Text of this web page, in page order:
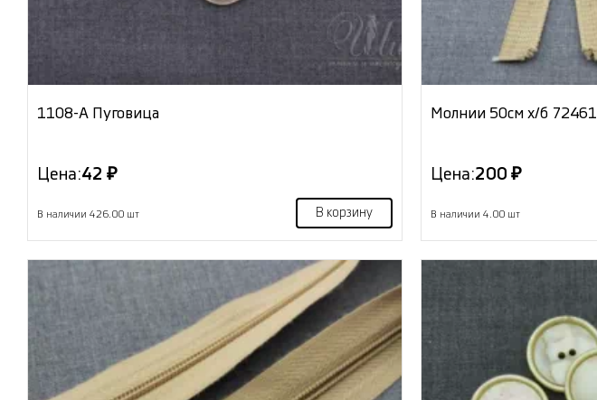
1108-А Пуговица
Цена:42 ₽
В наличии 426.00 шт В корзину
Молнии 50см х/б 72461
Цена:200 ₽
В наличии 4.00 шт